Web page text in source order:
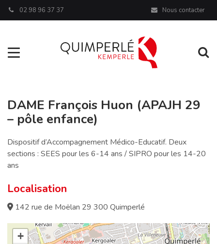
02 98 96 37 37 Nous contacter
Aller à la navigation
DAME François Huon (APAJH 29
– pôle enfance)
Dispositif d’Accompagnement Médico-Educatif. Deux
sections : SEES pour les 6-14 ans / SIPRO pour les 14-20
ans
Localisation
142 rue de Moëlan 29 300 Quimperlé
+